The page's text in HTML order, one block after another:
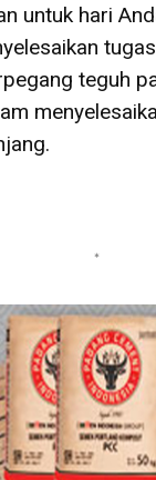
untuk hari
teguh
*